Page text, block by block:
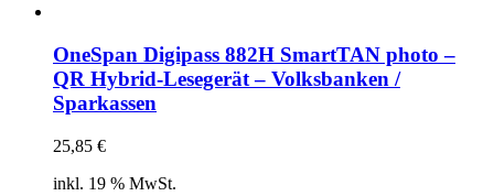
OneSpan Digipass 882H SmartTAN photo –
QR Hybrid-Lesegerät – Volksbanken /
Sparkassen
25,85 €
inkl. 19 % MwSt.